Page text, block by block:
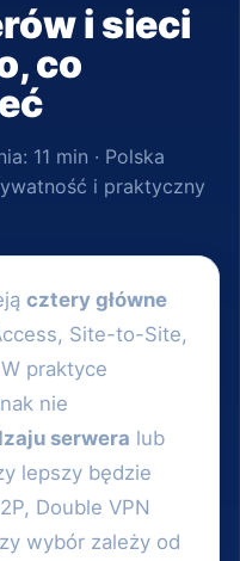
i sieci
co
11 min · Polska
i praktyczny
cztery główne
Site-to-Site,
praktyce
nie
serwera lub
lepszy będzie
Double VPN
wybór zależy od